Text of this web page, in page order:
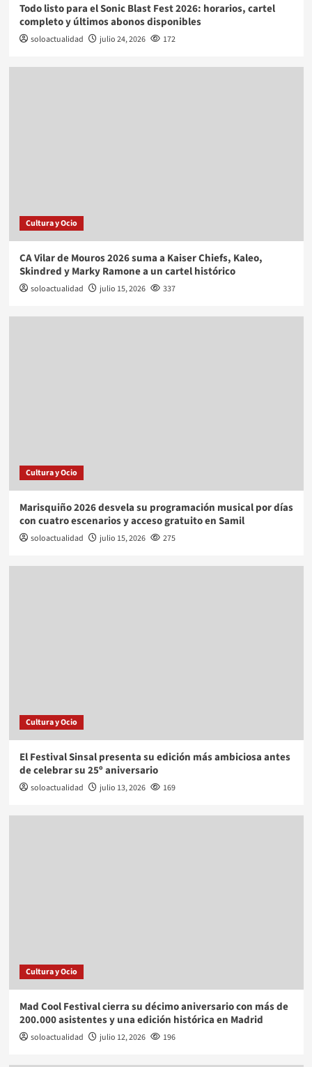
Todo listo para el Sonic Blast Fest 2026: horarios, cartel
completo y últimos abonos disponibles
soloactualidad julio 24, 2026 172
Cultura y Ocio
CA Vilar de Mouros 2026 suma a Kaiser Chiefs, Kaleo,
Skindred y Marky Ramone a un cartel histórico
soloactualidad julio 15, 2026 337
Cultura y Ocio
Marisquiño 2026 desvela su programación musical por días
con cuatro escenarios y acceso gratuito en Samil
soloactualidad julio 15, 2026 275
Cultura y Ocio
El Festival Sinsal presenta su edición más ambiciosa antes
de celebrar su 25º aniversario
soloactualidad julio 13, 2026 169
Cultura y Ocio
Mad Cool Festival cierra su décimo aniversario con más de
200.000 asistentes y una edición histórica en Madrid
soloactualidad julio 12, 2026 196